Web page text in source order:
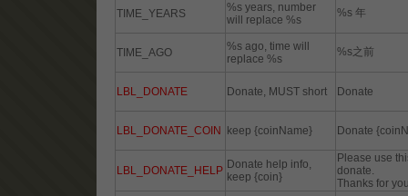
TIME_YEARS
%s years, number
will replace %s
%s 年
TIME_AGO
%s ago, time will
replace %s
%s之前
LBL_DONATE Donate, MUST short Donate
LBL_DONATE_COIN keep {coinName} Donate
LBL_DONATE_HELP Donate help info,
keep {coin}
Please use
donate.
Thanks for